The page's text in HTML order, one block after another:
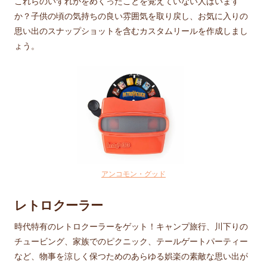
か？子供の頃の気持ちの良い雰囲気を取り戻し、お気に入りの
思い出のスナップショットを含むカスタムリールを作成しまし
ょう。
アンコモン・グッド
レトロクーラー
時代特有のレトロクーラーをゲット！キャンプ旅行、川下りの
チュービング、家族でのピクニック、テールゲートパーティー
など、物事を涼しく保つためのあらゆる娯楽の素敵な思い出が